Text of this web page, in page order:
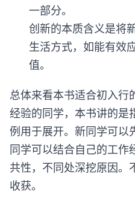
一部分。
创新的本质含义是将
生活方式，如能有效
值。
总体来看本书适合初入行
经验的同学，本书讲的是
例用于展开。新同学可以
同学可以结合自己的工作
共性，不同处深挖原因。
收获。